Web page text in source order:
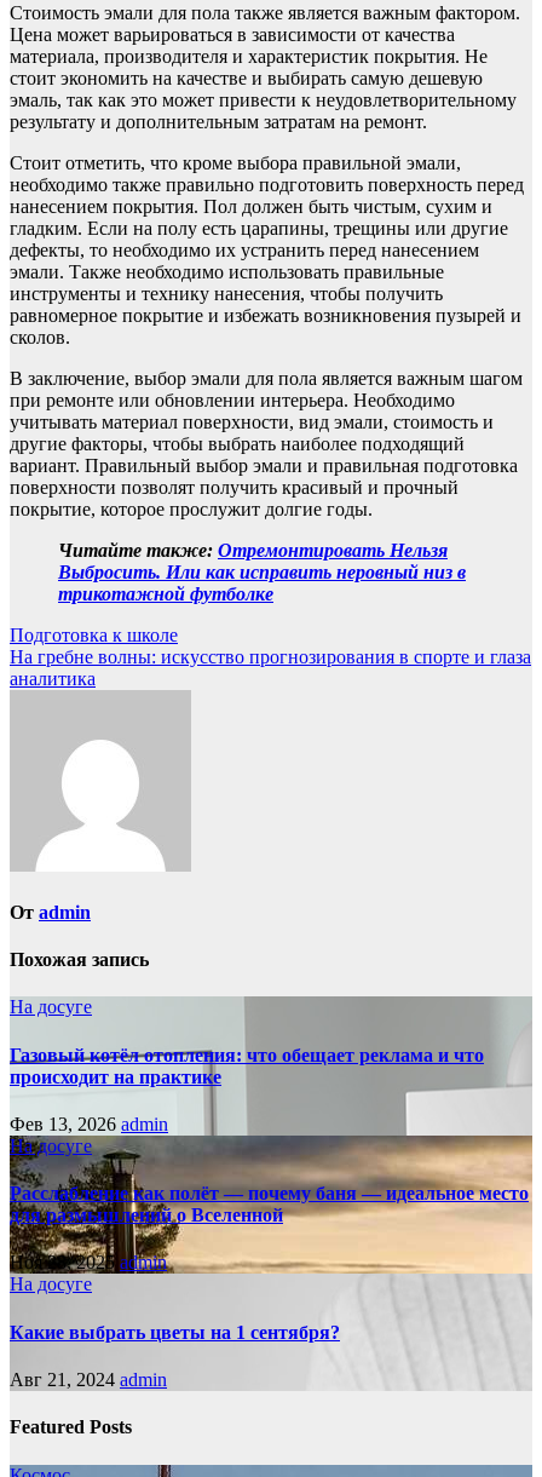
Стоимость эмали для пола также является важным фактором.
Цена может варьироваться в зависимости от качества
материала, производителя и характеристик покрытия. Не
стоит экономить на качестве и выбирать самую дешевую
эмаль, так как это может привести к неудовлетворительному
результату и дополнительным затратам на ремонт.
Стоит отметить, что кроме выбора правильной эмали,
необходимо также правильно подготовить поверхность перед
нанесением покрытия. Пол должен быть чистым, сухим и
гладким. Если на полу есть царапины, трещины или другие
дефекты, то необходимо их устранить перед нанесением
эмали. Также необходимо использовать правильные
инструменты и технику нанесения, чтобы получить
равномерное покрытие и избежать возникновения пузырей и
сколов.
В заключение, выбор эмали для пола является важным шагом
при ремонте или обновлении интерьера. Необходимо
учитывать материал поверхности, вид эмали, стоимость и
другие факторы, чтобы выбрать наиболее подходящий
вариант. Правильный выбор эмали и правильная подготовка
поверхности позволят получить красивый и прочный
покрытие, которое прослужит долгие годы.
Читайте также: Отремонтировать Нельзя
Выбросить. Или как исправить неровный низ в
трикотажной футболке
Навигация
по
Подготовка к школе
На гребне волны: искусство прогнозирования в спорте и глаза
аналитика
От admin
Похожая запись
На досуге
Газовый котёл отопления: что обещает реклама и что
происходит на практике
Фев 13, 2026 admin
На досуге
Расслабление как полёт — почему баня — идеальное место
для размышлений о Вселенной
Ноя 28, 2025 admin
На досуге
Какие выбрать цветы на 1 сентября?
Авг 21, 2024 admin
Featured Posts